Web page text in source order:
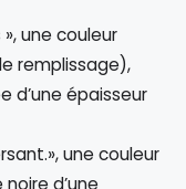
une couleur
remplissage),
d’une épaisseur
une couleur
d’une